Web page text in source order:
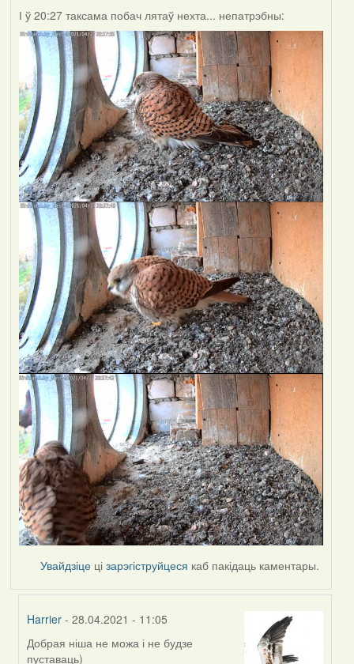
І ў 20:27 таксама побач лятаў нехта... непатрэбны:
Увайдзіце цізарэгіструйцеся каб пакідаць каментары.
Harrier - 28.04.2021 - 11:05
In
Добрая ніша не можа і не будзе
пуставаць)